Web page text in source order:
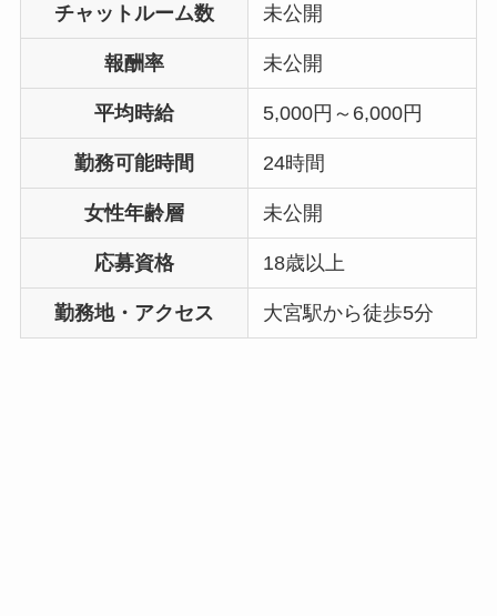
チャットルーム数 未公開
報酬率 未公開
平均時給 5,000円～6,000円
勤務可能時間 24時間
女性年齢層 未公開
応募資格 18歳以上
勤務地・アクセス 大宮駅から徒歩5分